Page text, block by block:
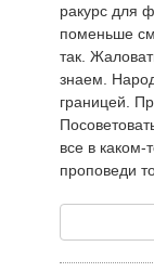
ракурс для
поменьше
так.
знаем.
границей.
все в
проповеди